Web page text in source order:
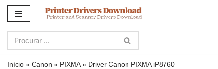
para
o
conteúdo
Início » Canon » PIXMA» Driver Canon PIXMA iP8760